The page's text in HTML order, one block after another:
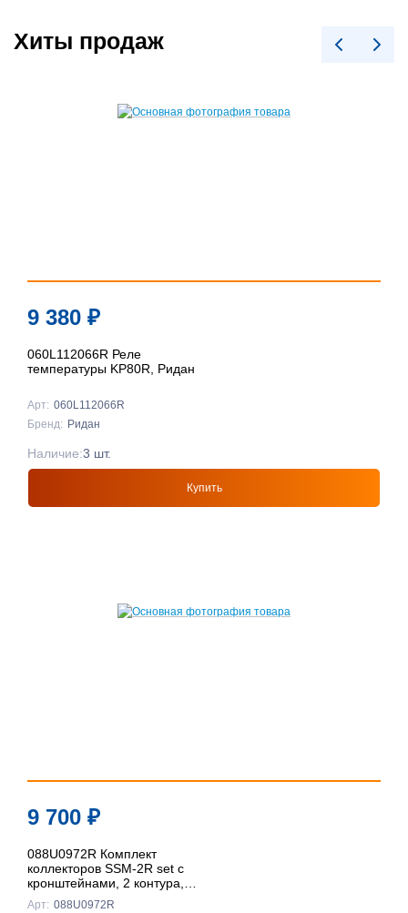
Хиты продаж
9 380 ₽
060L112066R Реле
температуры KP80R, Ридан
Арт: 060L112066R
Бренд: Ридан
Купить
Наличие:3 шт.
9 700 ₽
088U0972R Комплект
коллекторов SSM-2R set с
кронштейнами, 2 контура,
Ридан
Арт: 088U0972R